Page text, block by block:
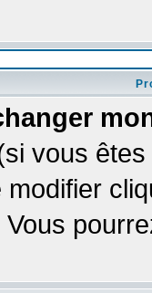
vous
modifier